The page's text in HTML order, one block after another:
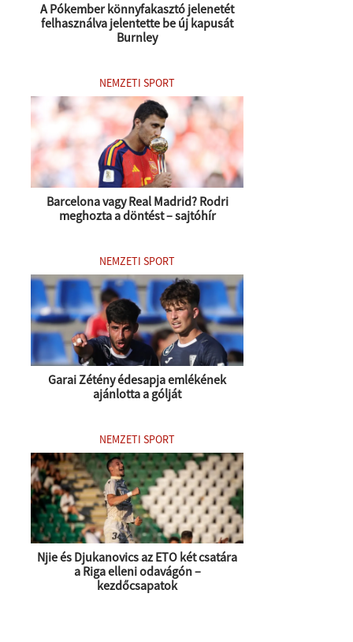
A Pókember könnyfakasztó jelenetét
felhasználva jelentette be új kapusát
Burnley
NEMZETI SPORT
Barcelona vagy Real Madrid? Rodri
meghozta a döntést – sajtóhír
NEMZETI SPORT
Garai Zétény édesapja emlékének
ajánlotta a gólját
NEMZETI SPORT
Njie és Djukanovics az ETO két csatára
a Riga elleni odavágón –
kezdőcsapatok